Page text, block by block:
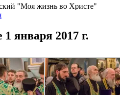
"Моя жизнь во Христе"
января 2017 г.